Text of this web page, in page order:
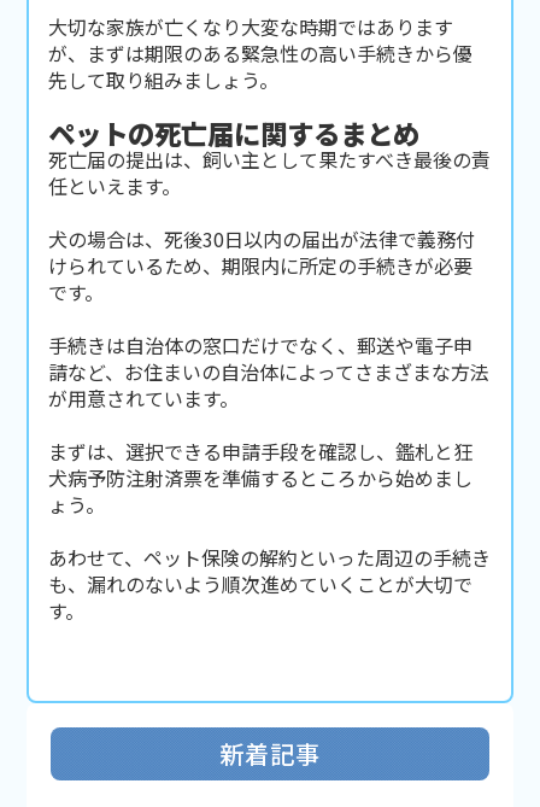
大切な家族が亡くなり大変な時期ではあります
が、まずは期限のある緊急性の高い手続きから優
先して取り組みましょう。
ペットの死亡届に関するまとめ
死亡届の提出は、飼い主として果たすべき最後の責
任といえます。
犬の場合は、死後30日以内の届出が法律で義務付
けられているため、期限内に所定の手続きが必要
です。
手続きは自治体の窓口だけでなく、郵送や電子申
請など、お住まいの自治体によってさまざまな方法
が用意されています。
まずは、選択できる申請手段を確認し、鑑札と狂
犬病予防注射済票を準備するところから始めまし
ょう。
あわせて、ペット保険の解約といった周辺の手続き
も、漏れのないよう順次進めていくことが大切で
す。
新着記事